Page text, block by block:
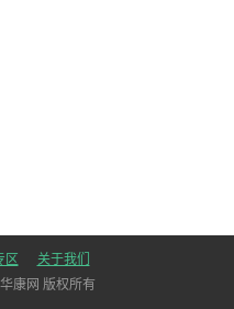
区
关于我们
康网 版权所有